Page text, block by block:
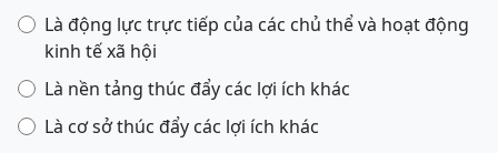
Là động lực trực tiếp của các chủ thể và hoạt động
kinh tế xã hội
Là nền tảng thúc đẩy các lợi ích khác
Là cơ sở thúc đẩy các lợi ích khác